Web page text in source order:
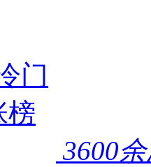
3600